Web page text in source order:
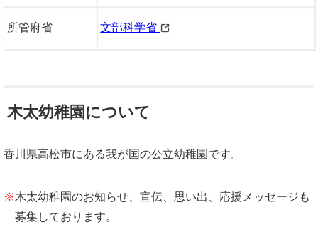
所管府省 文部科学省
木太幼稚園について
香川県高松市にある我が国の公立幼稚園です。
※木太幼稚園のお知らせ、宣伝、思い出、応援メッセージも
募集しております。